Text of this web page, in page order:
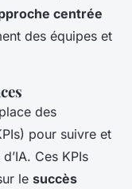
centrée
des équipes et
des
pour suivre et
Ces KPIs
le succès